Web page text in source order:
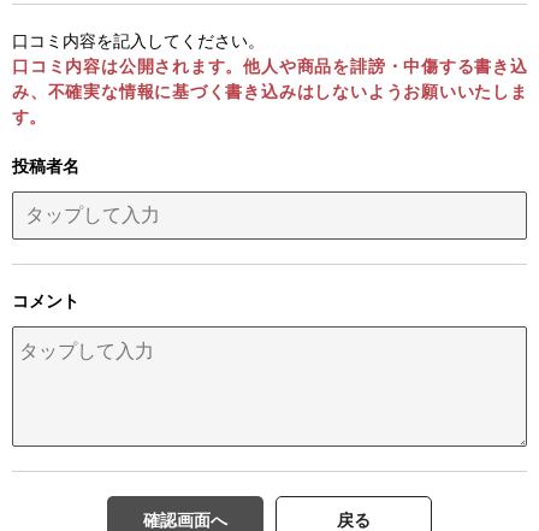
口コミ内容を記入してください。
口コミ内容は公開されます。他人や商品を誹謗・中傷する書き込
み、不確実な情報に基づく書き込みはしないようお願いいたしま
す。
投稿者名
コメント
確認画面へ 戻る